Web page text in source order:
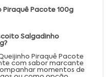
Piraquê Pacote 100g
Salgadinho
Piraquê Pacote
com sabor marcante
momentos de